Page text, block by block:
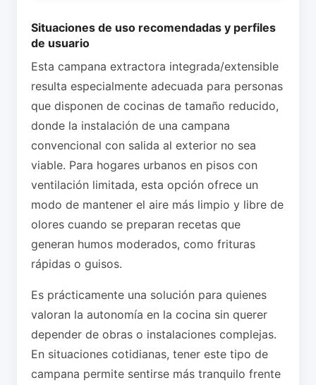
Situaciones de uso recomendadas y perfiles
de usuario
Esta campana extractora integrada/extensible
resulta especialmente adecuada para personas
que disponen de cocinas de tamaño reducido,
donde la instalación de una campana
convencional con salida al exterior no sea
viable. Para hogares urbanos en pisos con
ventilación limitada, esta opción ofrece un
modo de mantener el aire más limpio y libre de
olores cuando se preparan recetas que
generan humos moderados, como frituras
rápidas o guisos.
Es prácticamente una solución para quienes
valoran la autonomía en la cocina sin querer
depender de obras o instalaciones complejas.
En situaciones cotidianas, tener este tipo de
campana permite sentirse más tranquilo frente